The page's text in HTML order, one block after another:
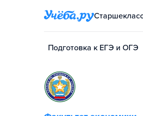
Подготовка к ЕГЭ и ОГЭ